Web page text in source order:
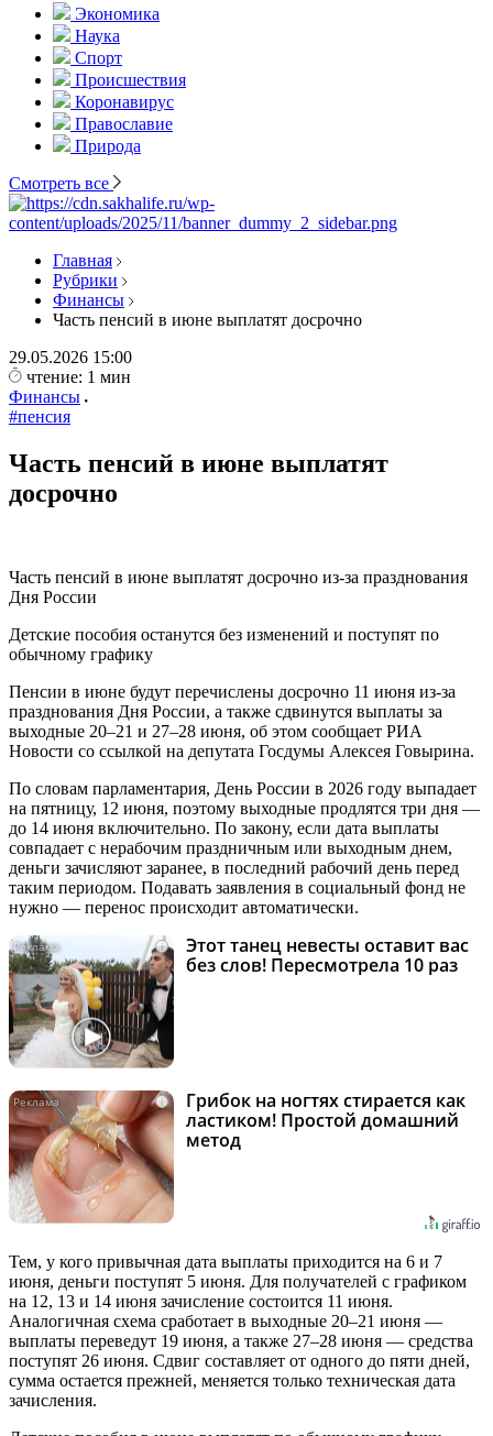
Экономика
Наука
Спорт
Происшествия
Коронавирус
Православие
Природа
Смотреть все
Главная
Рубрики
Финансы
Часть пенсий в июне выплатят досрочно
29.05.2026 15:00
чтение: 1 мин
Финансы
#пенсия
Часть пенсий в июне выплатят
досрочно
Часть пенсий в июне выплатят досрочно из-за празднования
Дня России
Детские пособия останутся без изменений и поступят по
обычному графику
Пенсии в июне будут перечислены досрочно 11 июня из-за
празднования Дня России, а также сдвинутся выплаты за
выходные 20–21 и 27–28 июня, об этом сообщает РИА
Новости со ссылкой на депутата Госдумы Алексея Говырина.
По словам парламентария, День России в 2026 году выпадает
на пятницу, 12 июня, поэтому выходные продлятся три дня —
до 14 июня включительно. По закону, если дата выплаты
совпадает с нерабочим праздничным или выходным днем,
деньги зачисляют заранее, в последний рабочий день перед
таким периодом. Подавать заявления в социальный фонд не
нужно — перенос происходит автоматически.
i
Этот танец невесты оставит вас
без слов! Пересмотрела 10 раз
i
Грибок на ногтях стирается как
ластиком! Простой домашний
метод
Тем, у кого привычная дата выплаты приходится на 6 и 7
июня, деньги поступят 5 июня. Для получателей с графиком
на 12, 13 и 14 июня зачисление состоится 11 июня.
Аналогичная схема сработает в выходные 20–21 июня —
выплаты переведут 19 июня, а также 27–28 июня — средства
поступят 26 июня. Сдвиг составляет от одного до пяти дней,
сумма остается прежней, меняется только техническая дата
зачисления.